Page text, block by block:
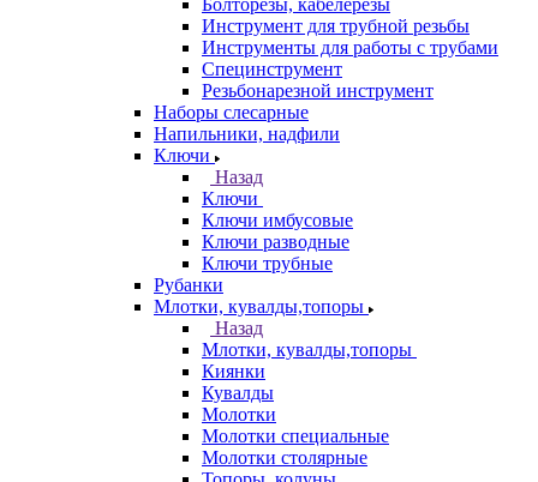
Болторезы, кабелерезы
Инструмент для трубной резьбы
Инструменты для работы с трубами
Специнструмент
Резьбонарезной инструмент
Наборы слесарные
Напильники, надфили
Ключи
Назад
Ключи
Ключи имбусовые
Ключи разводные
Ключи трубные
Рубанки
Млотки, кувалды,топоры
Назад
Млотки, кувалды,топоры
Киянки
Кувалды
Молотки
Молотки специальные
Молотки столярные